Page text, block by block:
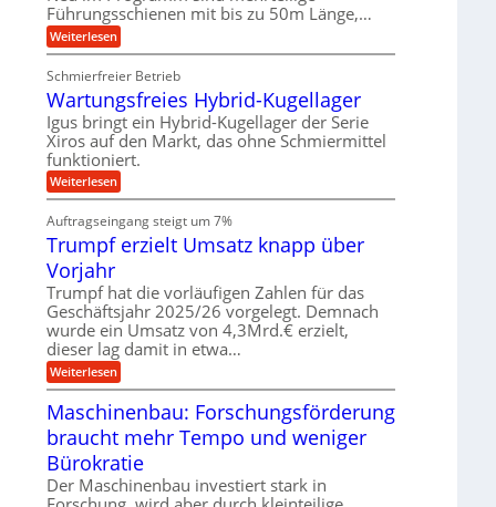
n
w
e
g
n
e
n
v
e
u
n
d
M
a
s
c
h
i
n
e
b
a
u
r
k
z
e
u
k
r
e
i
s
l
a
f
Führungsschienen mit bis zu 50m Länge,…
Weiterlesen:
K
g
e
l
s
c
h
i
e
n
e
r
u
n
g
e
n
B
S
C
L
e
i
t
Schmierfreier Betrieb
Wartungsfreies Hybrid-Kugellager
Igus bringt ein Hybrid-Kugellager der Serie
Xiros auf den Markt, das ohne Schmiermittel
funktioniert.
Weiterlesen:
W
r
u
g
s
f
r
e
i
e
H
b
r
i
d
Auftragseingang steigt um 7%
Trumpf erzielt Umsatz knapp über
Vorjahr
Trumpf hat die vorläufigen Zahlen für das
Geschäftsjahr 2025/26 vorgelegt. Demnach
wurde ein Umsatz von 4,3Mrd.€ erzielt,
dieser lag damit in etwa…
Weiterlesen:
T
u
m
p
f
e
r
Maschinenbau: Forschungsförderung
braucht mehr Tempo und weniger
Bürokratie
Der Maschinenbau investiert stark in